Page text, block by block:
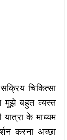
चिकित्सा
मुझे बहुत व्यस्त
के माध्यम
करना अच्छा